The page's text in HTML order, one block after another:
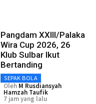
Pangdam XXIII/Palaka
Wira Cup 2026, 26
Klub Sulbar Ikut
Bertanding
SEPAK BOLA
Oleh M Rusdiansyah
Hamzah Taufik
7 jam yang lalu